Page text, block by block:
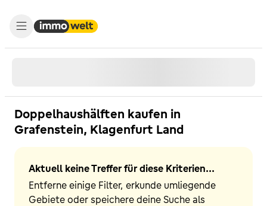
Doppelhaushälften kaufen in
Grafenstein, Klagenfurt Land
Aktuell keine Treffer für diese Kriterien...
Entferne einige Filter, erkunde umliegende
Gebiete oder speichere deine Suche als